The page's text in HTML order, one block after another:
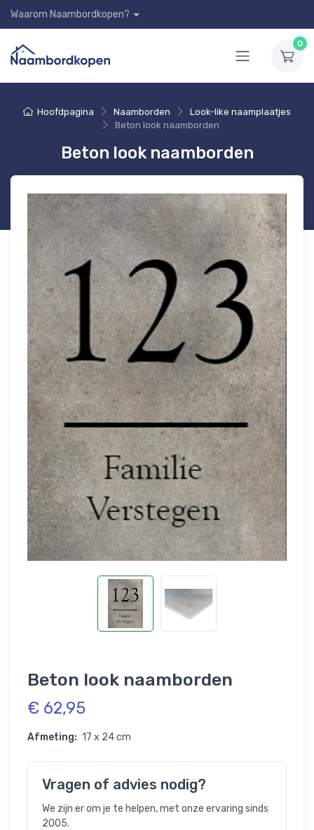
Waarom Naambordkopen?
0
Hoofdpagina Naamborden
Look-like naamplaatjes
Beton look naamborden
Beton look naamborden
Beton look naamborden
€ 62,95
Afmeting: 17 x 24 cm
Vragen of advies nodig?
We zijn er om je te helpen, met onze ervaring sinds
2005.